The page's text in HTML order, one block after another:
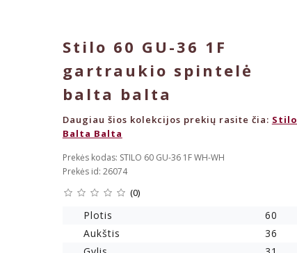
Stilo 60 GU-36 1F
gartraukio spintelė
balta balta
Daugiau šios kolekcijos prekių rasite čia: Stilo
Balta Balta
Prekės kodas: STILO 60 GU-36 1F WH-WH
Prekės id: 26074
(0)
Plotis
60
Aukštis
36